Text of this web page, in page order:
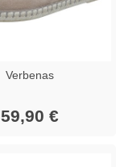
Verbenas
59,90 €